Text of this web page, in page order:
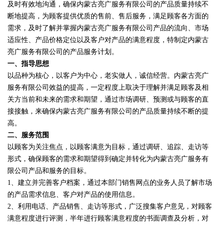
及时有效地沟通，确保内蒙古亮广服务有限公司的产品质量持续不
断地提高，为顾客提供优质的售前、售后服务，满足顾客各方面的
需求，及时了解并掌握内蒙古亮广服务有限公司产品的流向、市场
适应性、产品价格定位以及客户对产品的满意程度，特制定内蒙古
亮广服务有限公司的产品服务计划。
一、指导思想
以品种为核心，以客户为中心，老实做人，诚信经营。内蒙古亮广
服务有限公司效益的提高，一定程度上取决于理解并满足顾客及相
关方当前和未来的需求和期望，通过市场调研、预测或与顾客的直
接接触，来确保内蒙古亮广服务有限公司的产品质量持续不断的提
高。
二、服务范围
以顾客为关注焦点，以顾客满意为目标，通过调研、追踪、走访等
形式，确保顾客的需求和期望得到确定并转化为内蒙古亮广服务有
限公司产品和服务的目标。
1、建立并完善客户档案，通过本部门销售网点的业务人员了解市场
的产品需求信息、客户对产品的使用信息。
2、利用电话、产品销售、走访等形式，广泛搜集客户意见，对顾客
满意程度进行评测，半年进行顾客满意程度的书面调查及分析，对